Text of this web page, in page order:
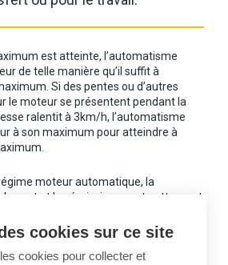
est atteinte, l’automatisme
de telle manière qu’il suffit à
Si des pentes ou d’autres
le moteur se présentent pendant la
ralentit à 3km/h, l’automatisme
à son maximum pour atteindre à
moteur automatique, la
et les émissions sont nettement
La fonctionnalité Automatic Eco
confort de conduite du pilote en
cookies sur ce site
cookies pour collecter et